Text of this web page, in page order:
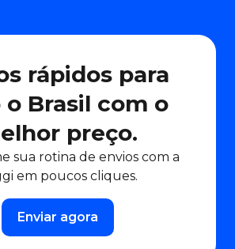
rápidos para
Brasil com o
preço.
sua rotina de envios com a
em poucos cliques.
Enviar agora